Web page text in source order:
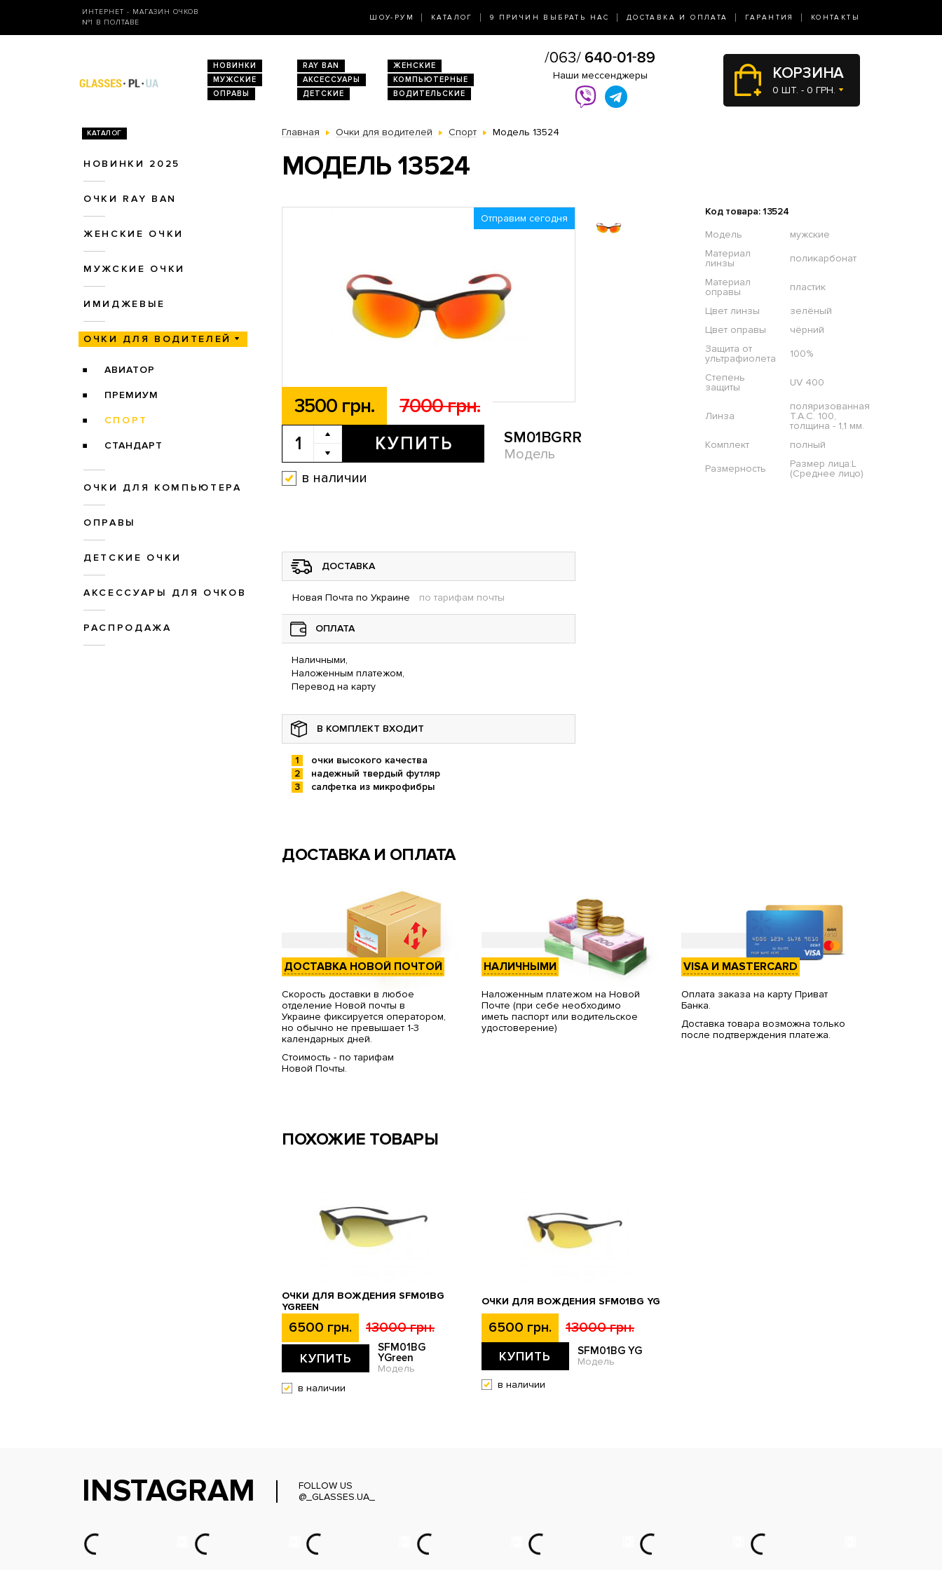
ИНТЕРНЕТ - МАГАЗИН ОЧКОВ
№1 В ПОЛТАВЕ
ШОУ-РУМ КАТАЛОГ 9 ПРИЧИН ВЫБРАТЬ НАС ДОСТАВКА И ОПЛАТА ГАРАНТИЯ КОНТАКТЫ
НОВИНКИ RAY BAN
ЖЕНСКИЕ
МУЖСКИЕ
АКСЕССУАРЫ
КОМПЬЮТЕРНЫЕ
ОПРАВЫ
ДЕТСКИЕ ВОДИТЕЛЬСКИЕ
Наши мессенджеры КОРЗИНА
0 ШТ. - 0 ГРН.
КАТАЛОГ
НОВИНКИ 2025
ОЧКИ RAY BAN
ЖЕНСКИЕ ОЧКИ
МУЖСКИЕ ОЧКИ
ИМИДЖЕВЫЕ
ОЧКИ ДЛЯ ВОДИТЕЛЕЙ
АВИАТОР
ПРЕМИУМ
СПОРТ
СТАНДАРТ
ОЧКИ ДЛЯ КОМПЬЮТЕРА
ОПРАВЫ
ДЕТСКИЕ ОЧКИ
АКСЕССУАРЫ ДЛЯ ОЧКОВ
РАСПРОДАЖА
Главная Очки для водителей Спорт Модель 13524
МОДЕЛЬ 13524
Отправим сегодня
3500 грн. 7000 грн.
КУПИТЬ SM01BGRR
Модель
в наличии
Код товара: 13524
Модель
мужские
Материал
линзы
поликарбонат
Материал
оправы
пластик
Цвет линзы
зелёный
Цвет оправы
чёрний
Защита от
ультрафиолета
100%
Степень
защиты
UV 400
Линза
поляризованная
T.A.C. 100,
толщина - 1,1 мм.
Комплект
полный
Размерность
Размер лица:L
(Среднее лицо)
ДОСТАВКА
Новая Почта по Украине по тарифам почты
ОПЛАТА
Наличными,
Наложенным платежом,
Перевод на карту
В КОМПЛЕКТ ВХОДИТ
очки высокого качества
надежный твердый футляр
салфетка из микрофибры
ДОСТАВКА И ОПЛАТА
ДОСТАВКА НОВОЙ ПОЧТОЙ
Скорость доставки в любое
отделение Новой почты в
Украине фиксируется оператором,
но обычно не превышает 1-3
календарных дней.
Стоимость - по тарифам
Новой Почты.
НАЛИЧНЫМИ
Наложенным платежом на Новой
Почте (при себе необходимо
иметь паспорт или водительское
удостоверение)
VISA И MASTERCARD
Оплата заказа на карту Приват
Банка.
Доставка товара возможна только
после подтверждения платежа.
ПОХОЖИЕ ТОВАРЫ
ОЧКИ ДЛЯ ВОЖДЕНИЯ SFM01BG
YGREEN
6500 грн. 13000 грн.
КУПИТЬ
SFM01BG
YGreen
Модель
в наличии
ОЧКИ ДЛЯ ВОЖДЕНИЯ SFM01BG YG
6500 грн. 13000 грн.
КУПИТЬ SFM01BG YG
Модель
в наличии
INSTAGRAM
FOLLOW US
@_GLASSES.UA_